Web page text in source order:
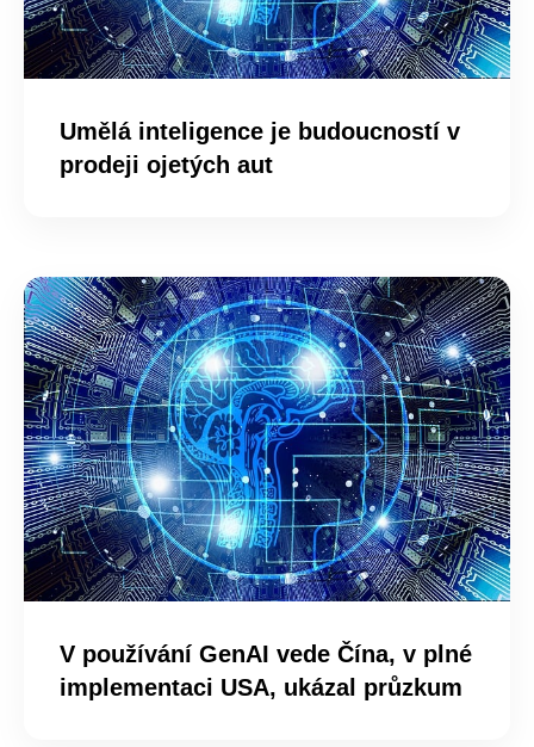
Umělá inteligence je budoucností v
prodeji ojetých aut
V používání GenAI vede Čína, v plné
implementaci USA, ukázal průzkum